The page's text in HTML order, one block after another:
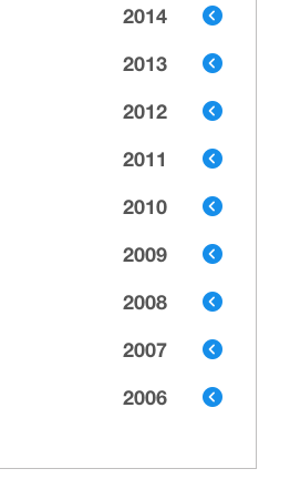
2014
2013
2012
2011
2010
2009
2008
2007
2006